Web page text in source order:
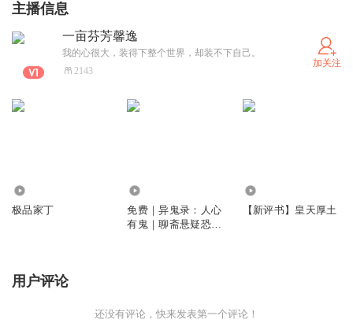
主播信息
一亩芬芳馨逸
我的心很大，装得下整个世界，却装不下自己。
2143
加关注
极品家丁
免费｜异鬼录：人心
有鬼｜聊斋悬疑恐怖
【新评书】皇天厚土
用户评论
还没有评论，快来发表第一个评论！